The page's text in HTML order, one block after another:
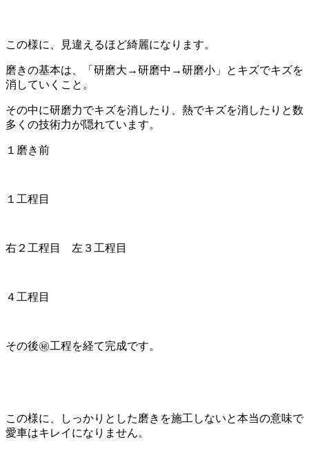
この様に、見違えるほど綺麗になります。
磨きの基本は、「研磨大→研磨中→研磨小」とキズでキズを
消していくこと。
その中に研磨力でキズを消したり、熱でキズを消したりと数
多くの技術力が隠れています。
１磨き前
１工程目
右２工程目 左３工程目
４工程目
その後㊙工程を経て完成です。
この様に、しっかりとした磨きを施工しないと本当の意味で
愛車はキレイになりません。